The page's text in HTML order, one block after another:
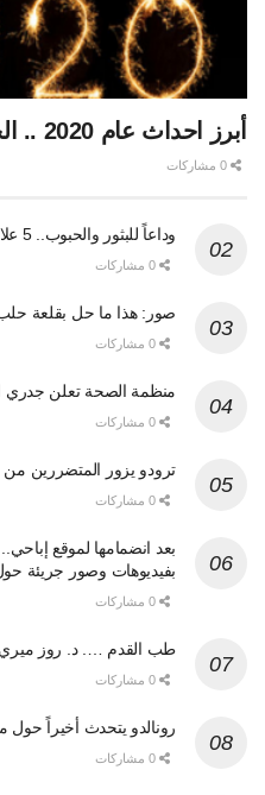
أبرز احداث عام 2020 .. الجزء الأول
وداعاً للبثور والحبوب.. 5 علاجات منزلية جربيها
صور: هذا ما حل بقلعة حلب
منظمة الصحة تعلن جدري
ترودو يزور المتضررين من
بعد انضمامها لموقع
بفيديوهات وصور جريئة
طب القدم …. د. روز ميري
رونالدو يتحدث أخيراً حول